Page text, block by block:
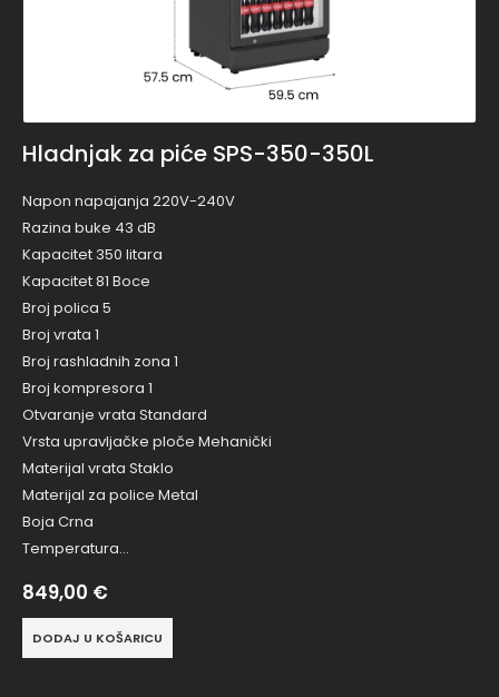
Hladnjak za piće SPS-350-350L
Napon napajanja 220V-240V
Razina buke 43 dB
Kapacitet 350 litara
Kapacitet 81 Boce
Broj polica 5
Broj vrata 1
Broj rashladnih zona 1
Broj kompresora 1
Otvaranje vrata Standard
Vrsta upravljačke ploče Mehanički
Materijal vrata Staklo
Materijal za police Metal
Boja Crna
Temperatura…
849,00 €
DODAJ U KOŠARICU